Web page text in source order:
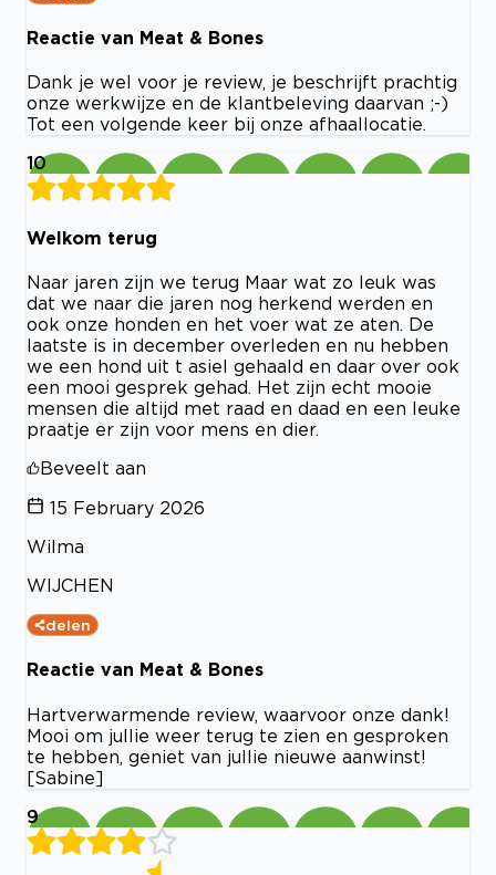
Reactie van Meat & Bones
Dank je wel voor je review, je beschrijft prachtig
onze werkwijze en de klantbeleving daarvan ;-)
Tot een volgende keer bij onze afhaallocatie.
10
Welkom terug
Naar jaren zijn we terug Maar wat zo leuk was
dat we naar die jaren nog herkend werden en
ook onze honden en het voer wat ze aten. De
laatste is in december overleden en nu hebben
we een hond uit t asiel gehaald en daar over ook
een mooi gesprek gehad. Het zijn echt mooie
mensen die altijd met raad en daad en een leuke
praatje er zijn voor mens en dier.
Beveelt aan
15 February 2026
Wilma
WIJCHEN
delen
Reactie van Meat & Bones
Hartverwarmende review, waarvoor onze dank!
Mooi om jullie weer terug te zien en gesproken
te hebben, geniet van jullie nieuwe aanwinst!
[Sabine]
9